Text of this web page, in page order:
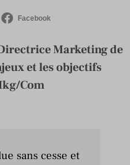
Facebook
Marketing de
et les objectifs
Com
sans cesse et